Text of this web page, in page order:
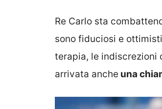
Re Carlo sta
sono fiduciosi e
terapia, le indiscrezioni
arrivata anche una